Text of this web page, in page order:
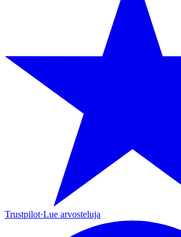
Trustpilot·Lue arvosteluja